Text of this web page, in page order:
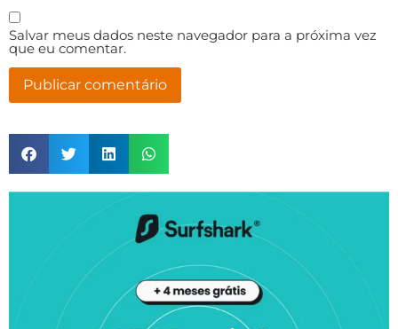
Salvar meus dados neste navegador para a próxima vez
que eu comentar.